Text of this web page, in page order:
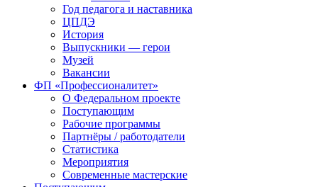
Год педагога и наставника
ЦПДЭ
История
Выпускники — герои
Музей
Вакансии
ФП «Профессионалитет»
О Федеральном проекте
Поступающим
Рабочие программы
Партнёры / работодатели
Статистика
Мероприятия
Современные мастерские